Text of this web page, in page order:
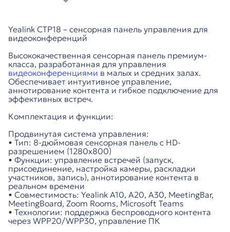
Yealink CTP18 – сенсорная панель управления для
видеоконференций
Высококачественная сенсорная панель премиум-
класса, разработанная для управления
видеоконференциями в малых и средних залах.
Обеспечивает интуитивное управление,
аннотирование контента и гибкое подключение для
эффективных встреч.
Комплектация и функции:
Продвинутая система управления:
• Тип: 8-дюймовая сенсорная панель с HD-
разрешением (1280x800)
• Функции: управление встречей (запуск,
присоединение, настройка камеры, раскладки
участников, запись), аннотирование контента в
реальном времени
• Совместимость: Yealink A10, A20, A30, MeetingBar,
MeetingBoard, Zoom Rooms, Microsoft Teams
• Технологии: поддержка беспроводного контента
через WPP20/WPP30, управление ПК